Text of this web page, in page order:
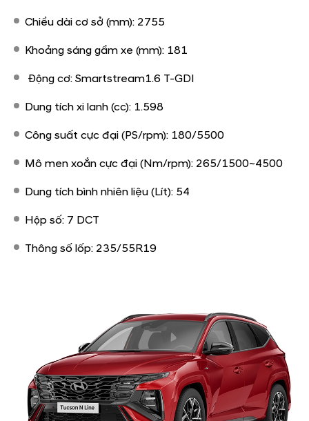
Chiều dài cơ sở (mm): 2755
Khoảng sáng gầm xe (mm): 181
Động cơ: Smartstream1.6 T-GDI
Dung tích xi lanh (cc): 1.598
Công suất cực đại (PS/rpm): 180/5500
Mô men xoắn cực đại (Nm/rpm): 265/1500~4500
Dung tích bình nhiên liệu (Lít): 54
Hộp số: 7 DCT
Thông số lốp: 235/55R19